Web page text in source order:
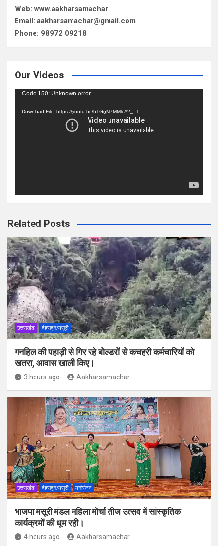
Web: www.aakharsamachar
Email: aakharsamachar@gmail.com
Phone: 98972 09218
Our Videos
Video
Code 150: Unknown error.
Download File: https://youtu.be/hTGgM7MMlcA?_=1
Related Posts
उत्तराखंड देहरादून/मसूरी
गनहिल की पहाड़ी से गिर रहे बोल्डरों से कचहरी कर्मचारियों को
खतरा, आवास खाली किए।
3 hours ago Aakharsamachar
उत्तराखंड देहरादून/मसूरी मनोरंजन
भाजपा मसूरी मंडल महिला मोर्चा तीज उत्सव में सांस्कृतिक
कार्यक्रमों की धूम रही।
4 hours ago Aakharsamachar